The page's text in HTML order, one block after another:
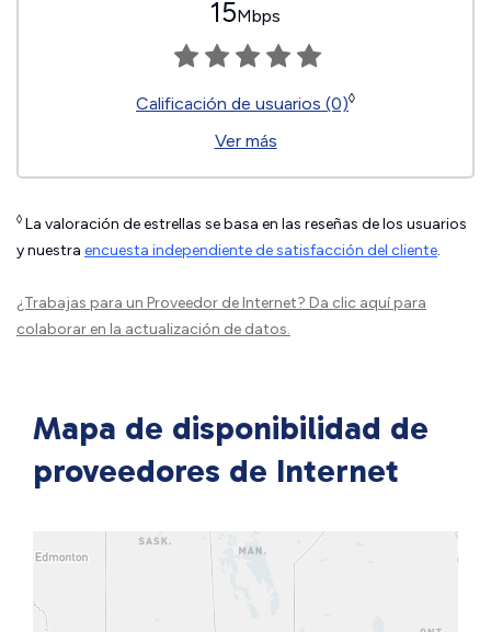
15Mbps
Calificación de usuarios (0)◊
Ver más
◊ La valoración de estrellas se basa en las reseñas de los usuarios
y nuestra encuesta independiente de satisfacción del cliente.
¿Trabajas para un Proveedor de Internet? Da clic aquípara
colaborar en la actualización de datos.
Mapa de disponibilidad de
proveedores de Internet